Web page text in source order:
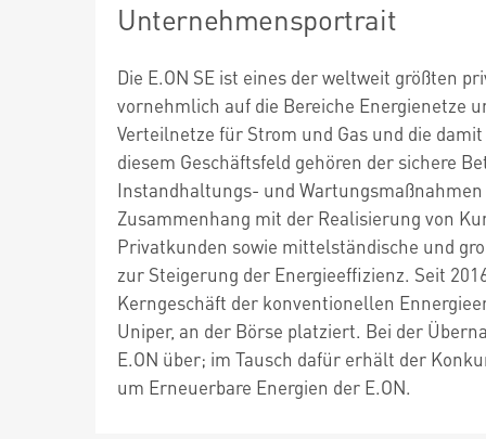
Unternehmensportrait
Die E.ON SE ist eines der weltweit größten
vornehmlich auf die Bereiche Energienetze
Verteilnetze für Strom und Gas und die
diesem Geschäftsfeld gehören der sichere
Instandhaltungs- und
Zusammenhang mit der Realisierung von
Privatkunden sowie mittelständische und
zur Steigerung der Energieeffizienz. Seit
Kerngeschäft der konventionellen
Uniper, an der Börse platziert. Bei der
E.ON über; im Tausch dafür erhält der
um Erneuerbare Energien der E.ON.